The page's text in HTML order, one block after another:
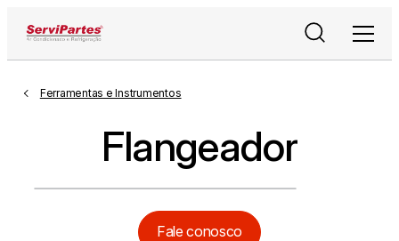
PesquisarMenu
Ferramentas e Instrumentos
Flangeador
Fale conosco